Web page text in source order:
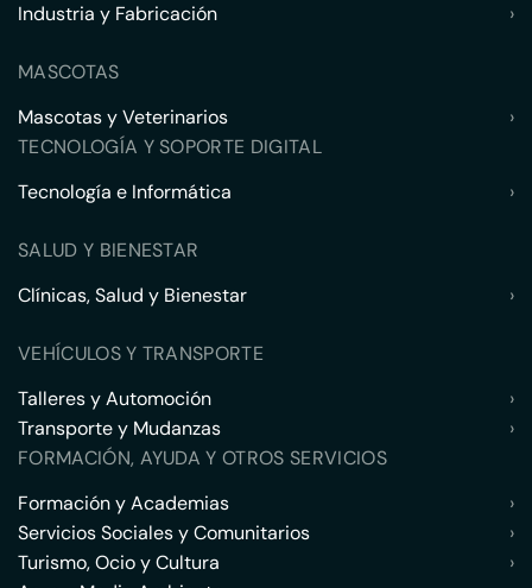
Industria y Fabricación
›
MASCOTAS
Mascotas y Veterinarios
›
TECNOLOGÍA Y SOPORTE DIGITAL
Tecnología e Informática
›
SALUD Y BIENESTAR
Clínicas, Salud y Bienestar
›
VEHÍCULOS Y TRANSPORTE
Talleres y Automoción
›
Transporte y Mudanzas
›
FORMACIÓN, AYUDA Y OTROS SERVICIOS
Formación y Academias
›
Servicios Sociales y Comunitarios
›
Turismo, Ocio y Cultura
›